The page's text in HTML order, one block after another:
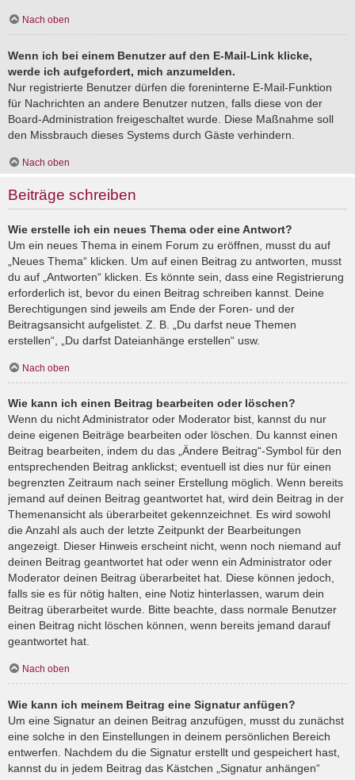
Nach oben
Wenn ich bei einem Benutzer auf den E-Mail-Link klicke,
werde ich aufgefordert, mich anzumelden.
Nur registrierte Benutzer dürfen die foreninterne E-Mail-Funktion
für Nachrichten an andere Benutzer nutzen, falls diese von der
Board-Administration freigeschaltet wurde. Diese Maßnahme soll
den Missbrauch dieses Systems durch Gäste verhindern.
Nach oben
Beiträge schreiben
Wie erstelle ich ein neues Thema oder eine Antwort?
Um ein neues Thema in einem Forum zu eröffnen, musst du auf
„Neues Thema“ klicken. Um auf einen Beitrag zu antworten, musst
du auf „Antworten“ klicken. Es könnte sein, dass eine Registrierung
erforderlich ist, bevor du einen Beitrag schreiben kannst. Deine
Berechtigungen sind jeweils am Ende der Foren- und der
Beitragsansicht aufgelistet. Z. B. „Du darfst neue Themen
erstellen“, „Du darfst Dateianhänge erstellen“ usw.
Nach oben
Wie kann ich einen Beitrag bearbeiten oder löschen?
Wenn du nicht Administrator oder Moderator bist, kannst du nur
deine eigenen Beiträge bearbeiten oder löschen. Du kannst einen
Beitrag bearbeiten, indem du das „Ändere Beitrag“-Symbol für den
entsprechenden Beitrag anklickst; eventuell ist dies nur für einen
begrenzten Zeitraum nach seiner Erstellung möglich. Wenn bereits
jemand auf deinen Beitrag geantwortet hat, wird dein Beitrag in der
Themenansicht als überarbeitet gekennzeichnet. Es wird sowohl
die Anzahl als auch der letzte Zeitpunkt der Bearbeitungen
angezeigt. Dieser Hinweis erscheint nicht, wenn noch niemand auf
deinen Beitrag geantwortet hat oder wenn ein Administrator oder
Moderator deinen Beitrag überarbeitet hat. Diese können jedoch,
falls sie es für nötig halten, eine Notiz hinterlassen, warum dein
Beitrag überarbeitet wurde. Bitte beachte, dass normale Benutzer
einen Beitrag nicht löschen können, wenn bereits jemand darauf
geantwortet hat.
Nach oben
Wie kann ich meinem Beitrag eine Signatur anfügen?
Um eine Signatur an deinen Beitrag anzufügen, musst du zunächst
eine solche in den Einstellungen in deinem persönlichen Bereich
entwerfen. Nachdem du die Signatur erstellt und gespeichert hast,
kannst du in jedem Beitrag das Kästchen „Signatur anhängen“